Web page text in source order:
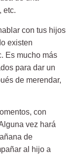
etc.
con tus hijos
existen
Es mucho más
para dar un
de merendar,
con
vez hará
de
al hijo a